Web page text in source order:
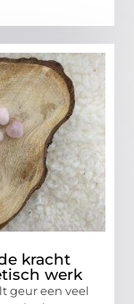
kracht
werk
geur een veel